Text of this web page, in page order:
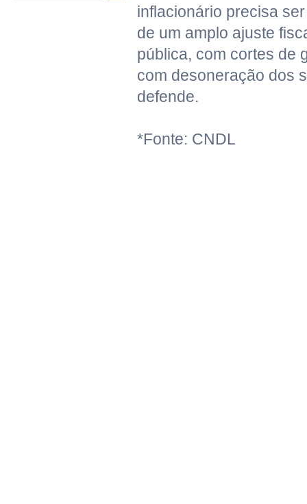
inflacionário precisa
de um amplo ajuste
pública, com cortes de
com desoneração dos
defende.
*Fonte: CNDL